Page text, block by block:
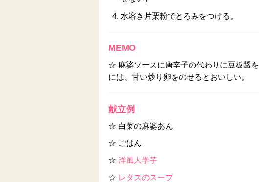
水溶き片栗粉でとろみをつける。
MEMO
☆ 麻婆ソースに唐辛子の代わりに豆板醤
には、甘い炒り卵をのせるとおいしい。
献立例
☆ 白菜の麻婆あん
☆ ごはん
☆ 洋風大学芋
☆ レタスのスープ